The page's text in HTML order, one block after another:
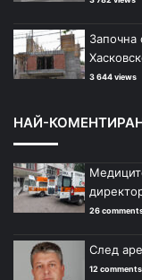
Започна
3 644 views
НАЙ-
26
След
12 comments